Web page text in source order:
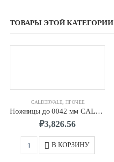
ТОВАРЫ ЭТОЙ КАТЕГОРИИ
CALDERVALE, ПРОЧЕЕ
Ножницы до 0042 мм CALDERVALE
₽3,826.56
В КОРЗИНУ